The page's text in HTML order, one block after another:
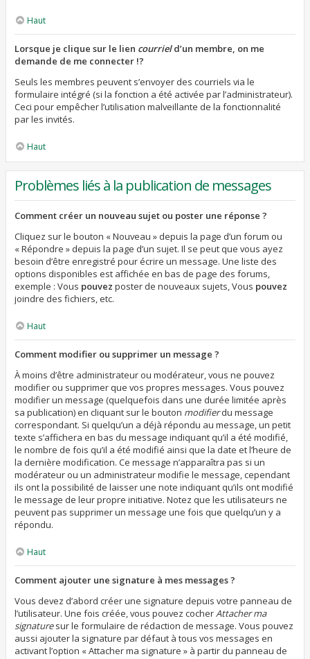
Haut
Lorsque je clique sur le lien courrield’un membre, on me
demande de me connecter !?
Seuls les membres peuvent s’envoyer des courriels via le
formulaire intégré (si la fonction a été activée par l’administrateur).
Ceci pour empêcher l’utilisation malveillante de la fonctionnalité
par les invités.
Haut
Problèmes liés à la publication de messages
Comment créer un nouveau sujet ou poster une réponse ?
Cliquez sur le bouton « Nouveau » depuis la page d’un forum ou
« Répondre » depuis la page d’un sujet. Il se peut que vous ayez
besoin d’être enregistré pour écrire un message. Une liste des
options disponibles est affichée en bas de page des forums,
exemple : Vous pouvez poster de nouveaux sujets, Vous pouvez
joindre des fichiers, etc.
Haut
Comment modifier ou supprimer un message ?
À moins d’être administrateur ou modérateur, vous ne pouvez
modifier ou supprimer que vos propres messages. Vous pouvez
modifier un message (quelquefois dans une durée limitée après
sa publication) en cliquant sur le bouton modifierdu message
correspondant. Si quelqu’un a déjà répondu au message, un petit
texte s’affichera en bas du message indiquant qu’il a été modifié,
le nombre de fois qu’il a été modifié ainsi que la date et l’heure de
la dernière modification. Ce message n’apparaîtra pas si un
modérateur ou un administrateur modifie le message, cependant
ils ont la possibilité de laisser une note indiquant qu’ils ont modifié
le message de leur propre initiative. Notez que les utilisateurs ne
peuvent pas supprimer un message une fois que quelqu’un y a
répondu.
Haut
Comment ajouter une signature à mes messages ?
Vous devez d’abord créer une signature depuis votre panneau de
l’utilisateur. Une fois créée, vous pouvez cocherAttacher ma
signaturesur le formulaire de rédaction de message. Vous pouvez
aussi ajouter la signature par défaut à tous vos messages en
activant l’option « Attacher ma signature » à partir du panneau de